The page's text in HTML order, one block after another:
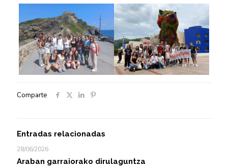
Comparte
Entradas relacionadas
28/06/2026
Araban garraiorako dirulaguntza